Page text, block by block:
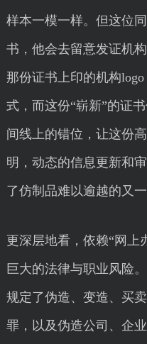
样本一模一样。但这位
书，他会去留意发证机
那份证书上印的机构
式，而这份“崭新”的证
间线上的错位，让这份
明，动态的信息更新和
了仿制品难以逾越的又一
更深层地看，依赖“网上
巨大的法律与职业风险
规定了伪造、变造、买
罪，以及伪造公司、企